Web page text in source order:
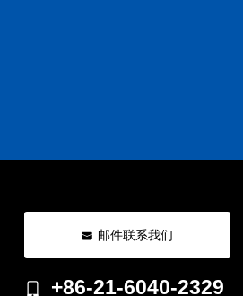
邮件联系我们
+86-21-6040-2329